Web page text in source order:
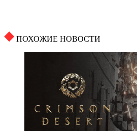
ПОХОЖИЕ НОВОСТИ